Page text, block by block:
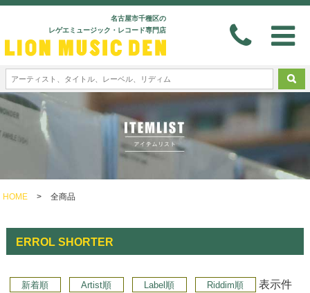
名古屋市千種区の
レゲエミュージック・レコード専門店
HOME > 全商品
ERROL SHORTER
新着順 Artist順 Label順 Riddim順
表示件